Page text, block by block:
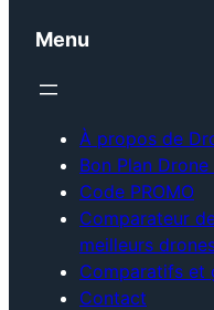
Menu
À propos de
Bon Plan Drone
Code PROMO
Comparateur
meilleurs
Comparatifs et
Contact